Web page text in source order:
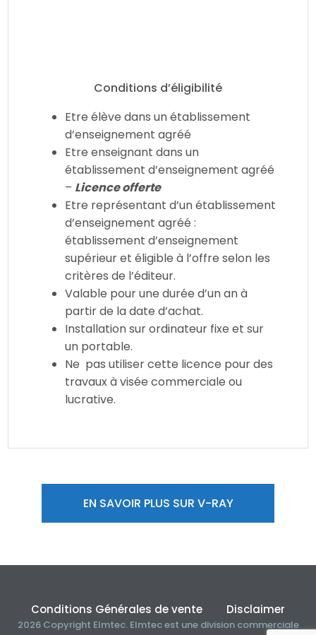
Conditions d’éligibilité
Etre élève dans un établissement
d’enseignement agréé
Etre enseignant dans un
établissement d’enseignement agréé
– Licence offerte
Etre représentant d’un établissement
d’enseignement agréé :
établissement d’enseignement
supérieur et éligible à l’offre selon les
critères de l’éditeur.
Valable pour une durée d’un an à
partir de la date d’achat.
Installation sur ordinateur fixe et sur
un portable.
Ne pas utiliser cette licence pour des
travaux à visée commerciale ou
lucrative.
EN SAVOIR PLUS SUR V-RAY
Conditions Générales de vente Disclaimer
2026 Copyright Elmtec. Elmtec est une division commerciale